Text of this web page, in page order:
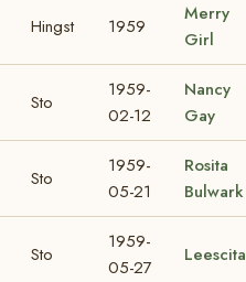
Hingst 1959
Merry
Girl
Sto
1959-
02-12
Nancy
Gay
Sto
1959-
05-21
Rosita
Bulwark
Sto
1959-
05-27
Leescita